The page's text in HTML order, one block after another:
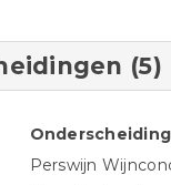
(5)
Onderscheiding
Perswijn